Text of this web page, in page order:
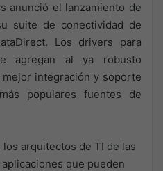
anunció el lanzamiento de
suite de conectividad de
Los drivers para
agregan al ya robusto
integración y soporte
populares fuentes de
arquitectos de TI de las
que pueden